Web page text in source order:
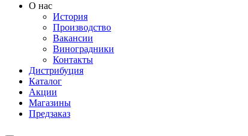
О нас
История
Производство
Вакансии
Виноградники
Контакты
Дистрибуция
Каталог
Акции
Магазины
Предзаказ